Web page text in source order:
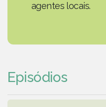
agentes locais.
Episódios